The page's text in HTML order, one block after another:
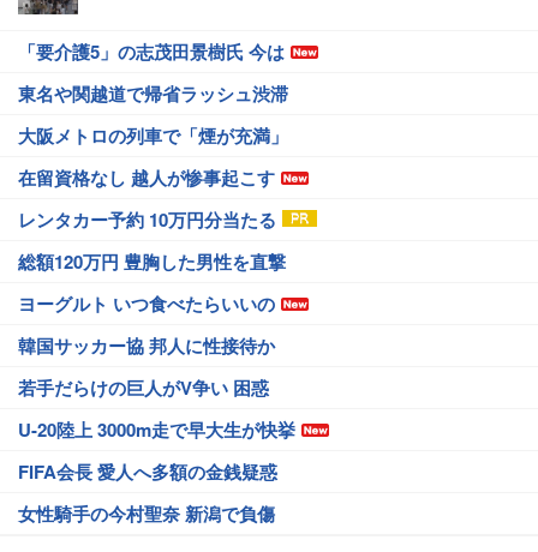
「要介護5」の志茂田景樹氏 今は
東名や関越道で帰省ラッシュ渋滞
大阪メトロの列車で「煙が充満」
在留資格なし 越人が惨事起こす
レンタカー予約 10万円分当たる
総額120万円 豊胸した男性を直撃
ヨーグルト いつ食べたらいいの
韓国サッカー協 邦人に性接待か
若手だらけの巨人がV争い 困惑
U-20陸上 3000m走で早大生が快挙
FIFA会長 愛人へ多額の金銭疑惑
女性騎手の今村聖奈 新潟で負傷